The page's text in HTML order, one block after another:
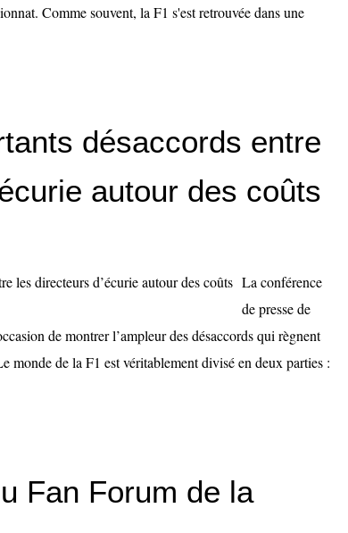
Comme souvent, la F1 s'est retrouvée dans une
désaccords entre
autour des coûts
La conférence
de presse de
de montrer l’ampleur des désaccords qui règnent
monde de la F1 est véritablement divisé en deux parties :
Fan Forum de la